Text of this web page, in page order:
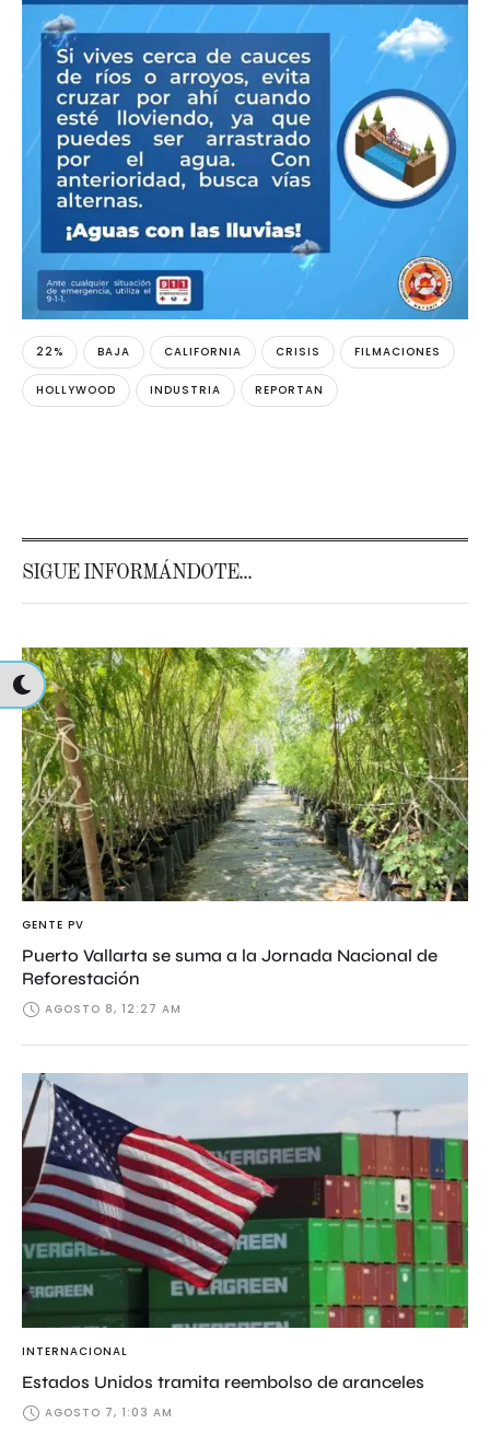
22% BAJA CALIFORNIA CRISIS FILMACIONES
HOLLYWOOD INDUSTRIA REPORTAN
SIGUE INFORMÁNDOTE...
GENTE PV
Puerto Vallarta se suma a la Jornada Nacional de
Reforestación
AGOSTO 8, 12:27 AM
INTERNACIONAL
Estados Unidos tramita reembolso de aranceles
AGOSTO 7, 1:03 AM